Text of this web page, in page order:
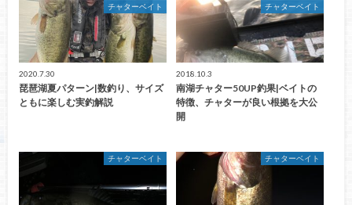
チャターベイト
2020.7.30
琵琶湖夏パターン|数釣り、サイズ
ともに楽しむ実釣解説
チャターベイト
2018.10.3
南湖チャター50UP釣果|ベイトの
特徴、チャターが良い根拠を大公
開
チャターベイト チャターベイト